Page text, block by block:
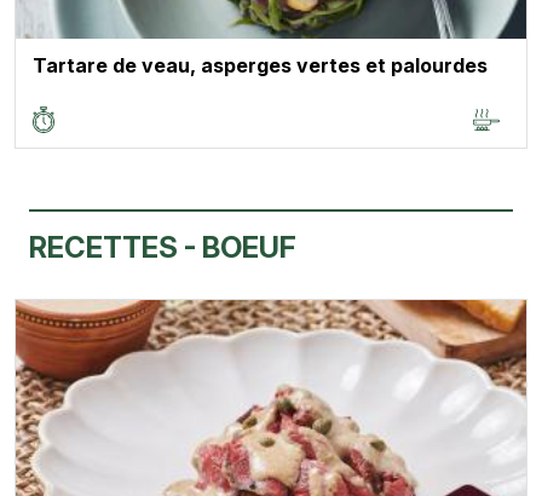
Tartare de veau, asperges vertes et palourdes
RECETTES - BOEUF